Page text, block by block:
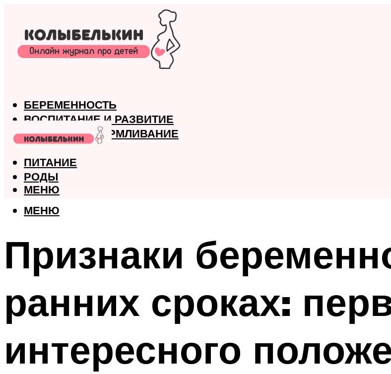
БЕРЕМЕННОСТЬ
ВОСПИТАНИЕ И РАЗВИТИЕ
ГРУДНОЕ ВСКАРМЛИВАНИЕ
ЗДОРОВЬЕ
ПИТАНИЕ
РОДЫ
МЕНЮ
МЕНЮ
Признаки
ранних сроках:
интересного